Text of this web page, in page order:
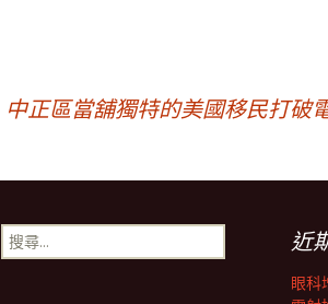
中正區當舖獨特的美國移民打破
搜
尋
近
眼科